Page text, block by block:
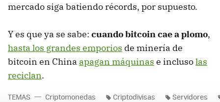
mercado siga batiendo récords, por supuesto.
Y es que ya se sabe: cuando bitcoin cae a plomo,
hasta los grandes emporios de minería de
bitcoin en China apagan máquinas e inclusolas
reciclan.
TEMAS Criptomonedas Criptodivisas Servidores